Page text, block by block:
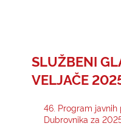
SLUŽBENI
VELJAČE
46. Program
Dubrovnika za